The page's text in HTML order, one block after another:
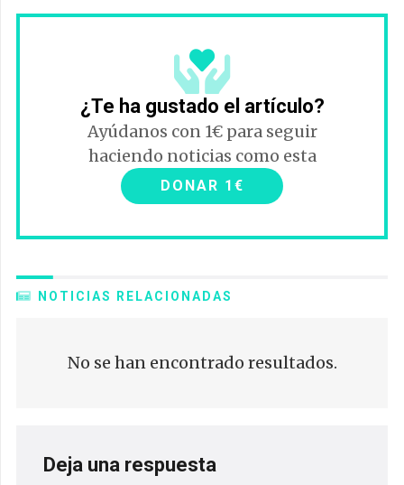
¿Te ha gustado el artículo?
Ayúdanos con 1€ para seguir
haciendo noticias como esta
DONAR 1€
NOTICIAS RELACIONADAS
No se han encontrado resultados.
Deja una respuesta